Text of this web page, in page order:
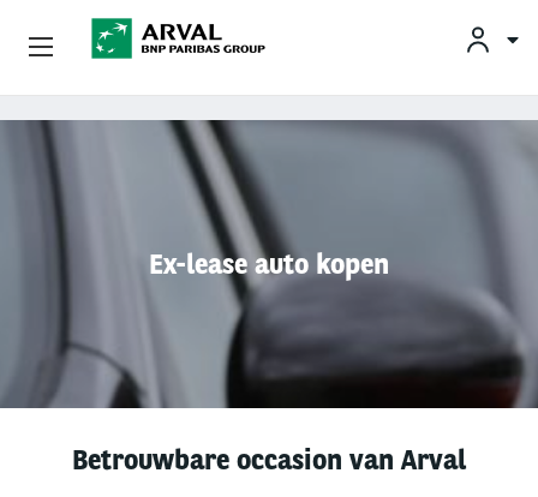
Overslaan en naar de inhoud gaan
Ex-lease auto kopen
Betrouwbare occasion van Arval
Zakelijk Leasen
Klantenservice